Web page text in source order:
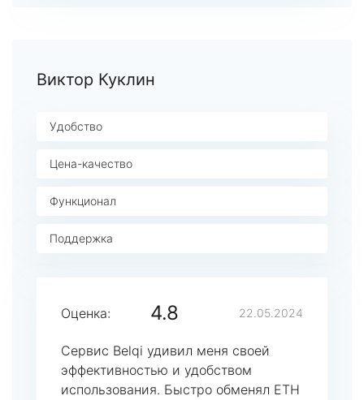
Виктор Куклин
Удобство
Цена-качество
Функционал
Поддержка
Оценка: 4.8 22.05.2024
Сервис Belqi удивил меня своей
эффективностью и удобством
использования. Быстро обменял ETH